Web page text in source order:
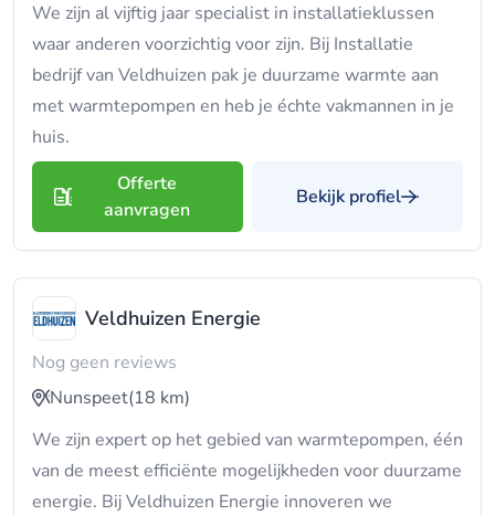
We zijn al vijftig jaar specialist in installatieklussen
waar anderen voorzichtig voor zijn. Bij Installatie
bedrijf van Veldhuizen pak je duurzame warmte aan
met warmtepompen en heb je échte vakmannen in je
huis.
Offerte
aanvragen
Bekijk profiel
Veldhuizen Energie
Nog geen reviews
Nunspeet(18 km)
We zijn expert op het gebied van warmtepompen, één
van de meest efficiënte mogelijkheden voor duurzame
energie. Bij Veldhuizen Energie innoveren we